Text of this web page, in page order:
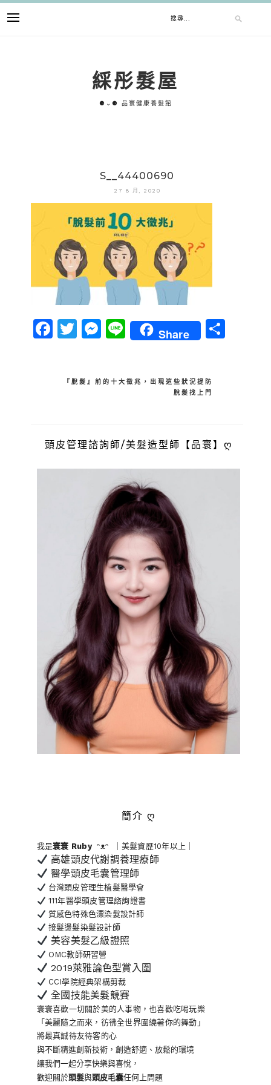
關
綵彤髮屋
⚈⌄⚈ 品寰健康養髮館
S__44400690
27 8 月, 2020
Facebook
Twitter
Messenger
LineShare
分
『脫髮』前的十大徵兆，出現這些狀況提防
脫髮找上門
頭皮管理諮詢師/美髮造型師【品寰】ღ
簡介 ღ
我是寰寰 Rubyᵔᴥᵔ ｜美髮資歷10年以上｜
高雄頭皮代謝調養理療師
醫學頭皮毛囊管理師
台灣頭皮管理生植髮醫學會
111年醫學頭皮管理諮詢證書
質感色特殊色漂染髮設計師
接髮燙髮染髮設計師
美容美髮乙級證照
OMC教師研習營
2019萊雅論色型賞入圍
CCI學院經典架構剪裁
全國技能美髮競賽
寰寰喜歡一切關於美的人事物，也喜歡吃喝玩樂
「美麗隨之而來，彷彿全世界圍繞著你的舞動」
將最真誠待友待客的心
與不斷精進創新技術，創造舒適、放鬆的環境
讓我們一起分享快樂與喜悅，
歡迎關於頭髮與頭皮毛囊任何上問題